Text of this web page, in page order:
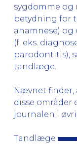
sygdomme og
betydning for
anamnese)
(f. eks.
parodontitis),
tandlæge.
Nævnet
disse områder
journalen i
Tandlæge